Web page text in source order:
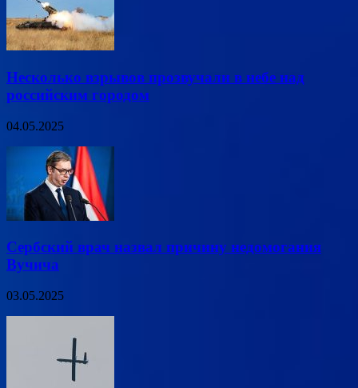
Несколько взрывов прозвучали в небе над
российским городом
04.05.2025
Сербский врач назвал причину недомогания
Вучича
03.05.2025